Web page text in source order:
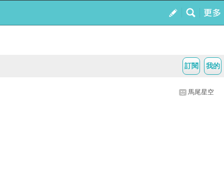
我的
訂閱
馬尾星空